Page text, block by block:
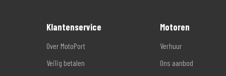
Klantenservice
Over MotoPort
Veilig betalen
Motoren
Verhuur
Ons aanbod